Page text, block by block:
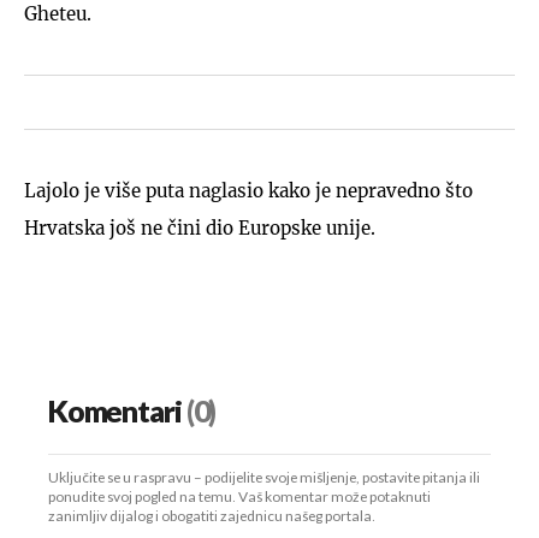
Gheteu.
Lajolo je više puta naglasio kako je nepravedno što
Hrvatska još ne čini dio Europske unije.
Komentari(0)
Uključite se u raspravu – podijelite svoje mišljenje, postavite pitanja ili
ponudite svoj pogled na temu. Vaš komentar može potaknuti
zanimljiv dijalog i obogatiti zajednicu našeg portala.